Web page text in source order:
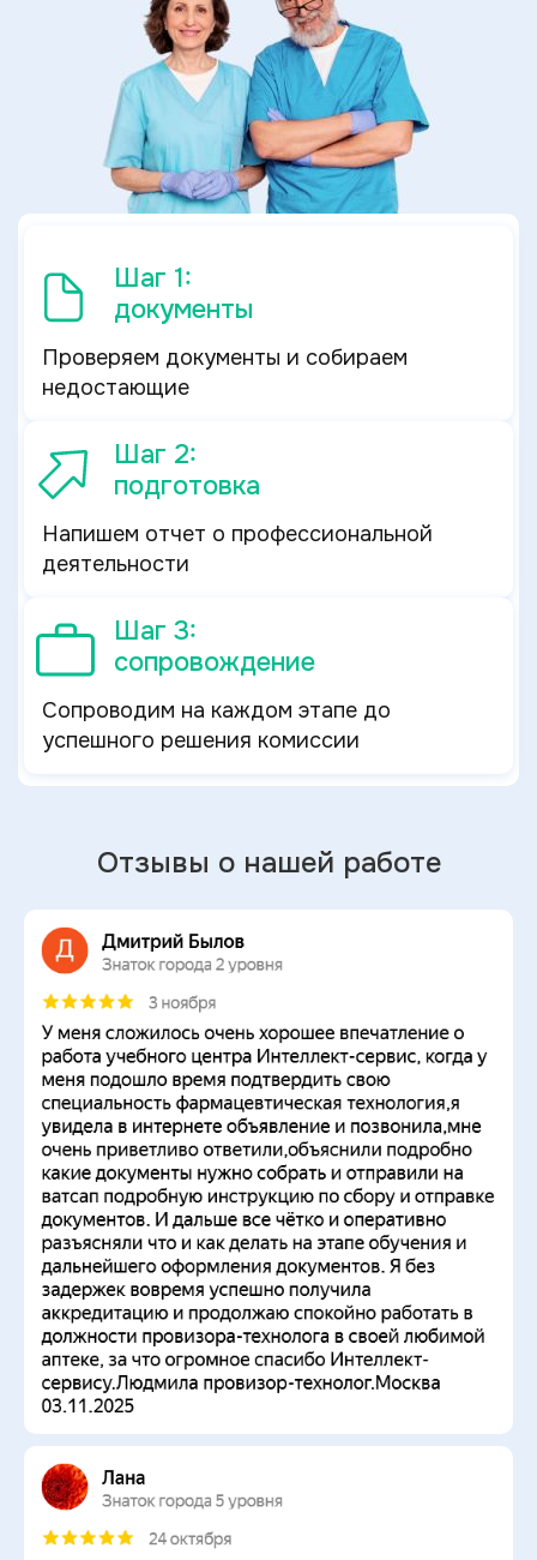
Шаг 1:
документы
Проверяем документы и собираем
недостающие
Шаг 2:
подготовка
Напишем отчет о профессиональной
деятельности
Шаг 3:
сопровождение
Сопроводим на каждом этапе до
успешного решения комиссии
Отзывы о нашей работе